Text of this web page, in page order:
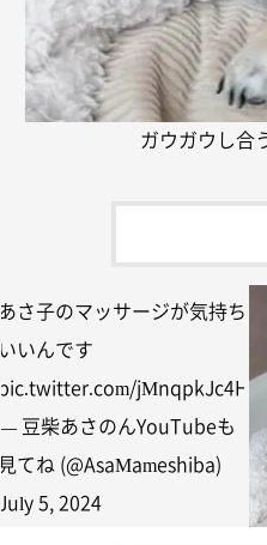
ガウガウし合
あさ子のマッサージが気持ち
いいんです
pic.twitter.com/jMnqpkJc4H
— 豆柴あさのんYouTubeも
見てね (@AsaMameshiba)
July 5, 2024